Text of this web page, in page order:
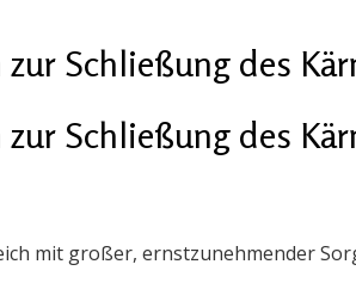
Schließung des
Schließung des
mit großer, ernstzunehmender